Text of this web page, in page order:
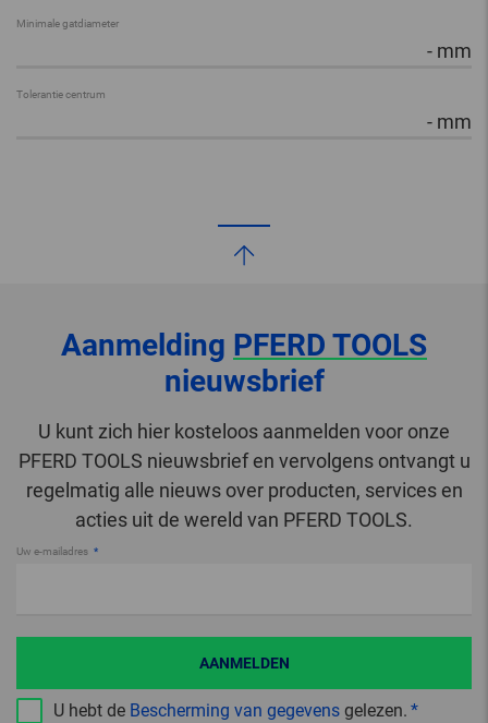
Minimale gatdiameter
- mm
Tolerantie centrum
- mm
Aanmelding PFERD TOOLS
nieuwsbrief
U kunt zich hier kosteloos aanmelden voor onze
PFERD TOOLS nieuwsbrief en vervolgens ontvangt u
regelmatig alle nieuws over producten, services en
acties uit de wereld van PFERD TOOLS.
Uw e-mailadres
U hebt de Bescherming van gegevens gelezen.
AANMELDEN